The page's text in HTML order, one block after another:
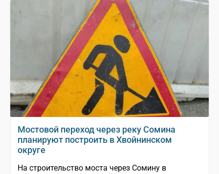
Мостовой переход через реку Сомина
планируют построить в Хвойнинском
округе
На строительство моста через Сомину в